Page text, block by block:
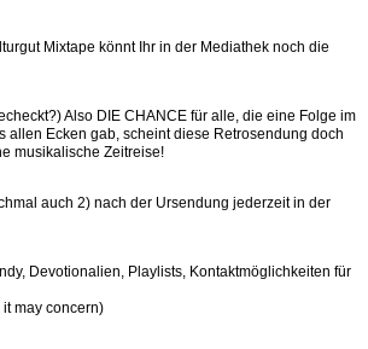
Mixtape könnt Ihr in der Mediathek noch die
Also DIE CHANCE für alle, die eine Folge im
Ecken gab, scheint diese Retrosendung doch
musikalische Zeitreise!
auch 2) nach der Ursendung jederzeit in der
Devotionalien, Playlists, Kontaktmöglichkeiten für
may concern)